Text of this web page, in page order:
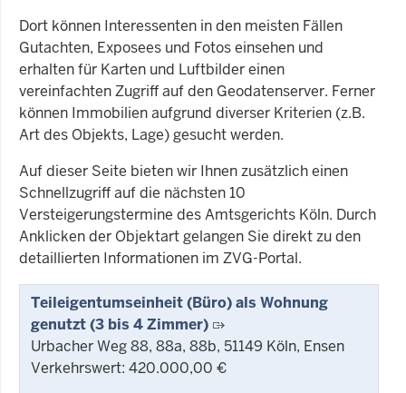
Dort können Interessenten in den meisten Fällen
Gutachten, Exposees und Fotos einsehen und
erhalten für Karten und Luftbilder einen
vereinfachten Zugriff auf den Geodatenserver. Ferner
können Immobilien aufgrund diverser Kriterien (z.B.
Art des Objekts, Lage) gesucht werden.
Auf dieser Seite bieten wir Ihnen zusätzlich einen
Schnellzugriff auf die nächsten 10
Versteigerungstermine des Amtsgerichts Köln. Durch
Anklicken der Objektart gelangen Sie direkt zu den
detaillierten Informationen im ZVG-Portal.
Teileigentumseinheit (Büro) als Wohnung
genutzt (3 bis 4 Zimmer)
Urbacher Weg 88, 88a, 88b, 51149 Köln, Ensen
Verkehrswert: 420.000,00 €